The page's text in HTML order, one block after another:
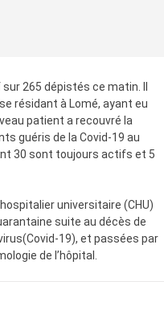
265 dépistés ce matin. Il
résidant à Lomé, ayant eu
patient a recouvré la
guéris de la Covid-19 au
30 sont toujours actifs et 5
universitaire (CHU)
suite au décès de
19), et passées par
de l’hôpital.